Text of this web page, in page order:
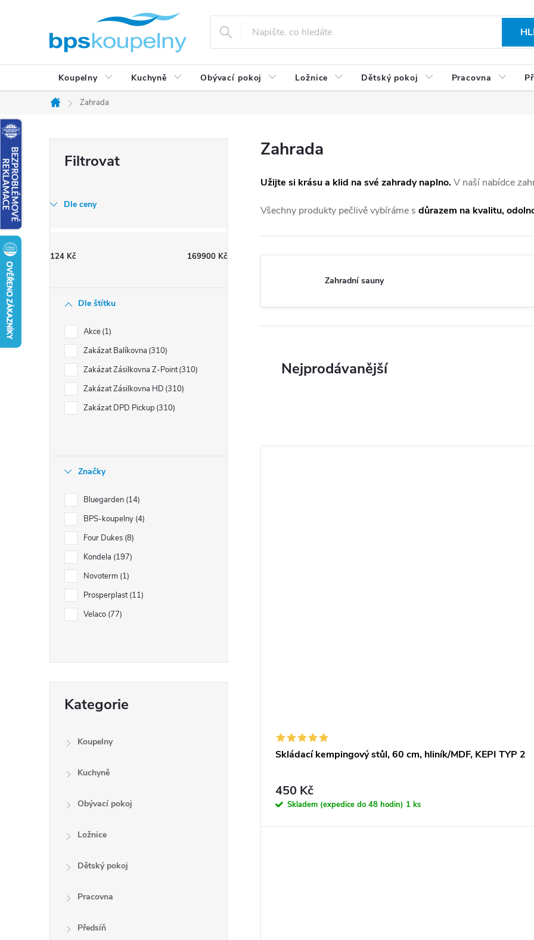
Koupelny Kuchyně Obývací pokoj Ložnice Dětský pokoj Pracovna
Domů
Zahrada
t
n
Dle ceny
124 Kč 169900 Kč
Dle štítku
Akce 1
Zakázat Balíkovna 310
Zakázat Zásilkovna Z-Point 310
Zakázat Zásilkovna HD 310
Zakázat DPD Pickup 310
Značky
Bluegarden 14
BPS-koupelny 4
Four Dukes 8
Kondela 197
Novoterm 1
Prosperplast 11
Velaco 77
kategorie
Kategorie
Koupelny
Kuchyně
Obývací pokoj
Ložnice
Dětský pokoj
Pracovna
Předsíň
Zahrada
Užijte si krásu a klid na své zahrady naplno.V naší nabídce
Všechny produkty pečlivě vybíráme s důrazem na kvalitu,
Zahradní sauny
Nejprodávanější
Skládací kempingový stůl, 60 cm, hliník/MDF, KEPI TYP 2
450 Kč
Skladem (expedice do 48 hodin) 1 ks